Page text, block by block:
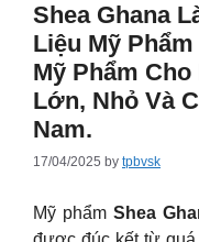
Shea Ghana
Liệu Mỹ
Mỹ Phẩm
Lớn, Nhỏ Và
Nam.
17/04/2025 by tpbvsk
Mỹ phẩm Shea